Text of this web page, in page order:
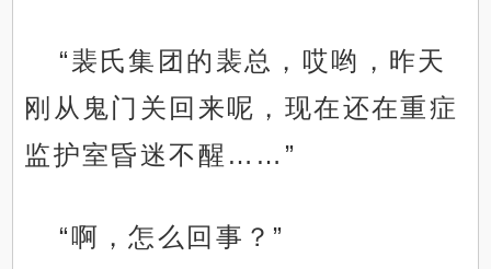
“裴氏集团的裴总，哎哟，昨天
刚从鬼门关回来呢，现在还在重症
监护室昏迷不醒……”
“啊，怎么回事？”